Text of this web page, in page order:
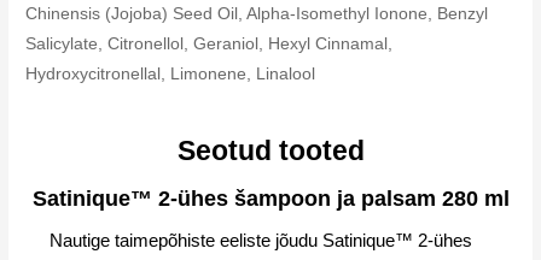
Chinensis (Jojoba) Seed Oil, Alpha-Isomethyl Ionone, Benzyl
Salicylate, Citronellol, Geraniol, Hexyl Cinnamal,
Hydroxycitronellal, Limonene, Linalool
Seotud tooted
Satinique™ 2-ühes šampoon ja palsam 280 ml
Nautige taimepõhiste eeliste jõudu Satinique™ 2-ühes